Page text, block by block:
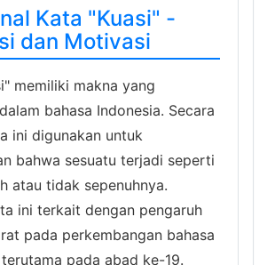
Kata "Kuasi" -
dan Motivasi
memiliki makna yang
bahasa Indonesia. Secara
ini digunakan untuk
bahwa sesuatu terjadi seperti
atau tidak sepenuhnya.
ini terkait dengan pengaruh
pada perkembangan bahasa
pada abad ke-19.